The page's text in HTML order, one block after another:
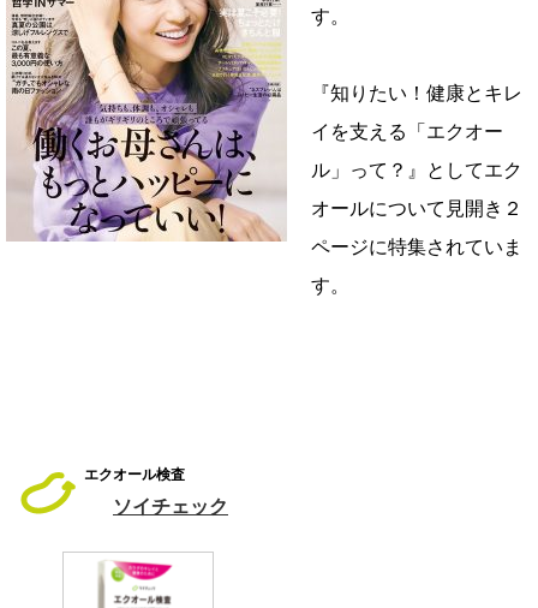
す。
『知りたい！健康とキレ
イを支える「エクオー
ル」って？』としてエク
オールについて見開き２
ページに特集されていま
す。
エクオール検査
ソイチェック